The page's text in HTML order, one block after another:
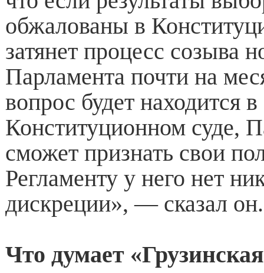
обжалованы в
затянет процесс созыва
Парламента почти на
вопрос будет находится в
Конституционном суде,
сможет признать свои
Регламенту у него нет
дискреции», — сказал он.
Что думает